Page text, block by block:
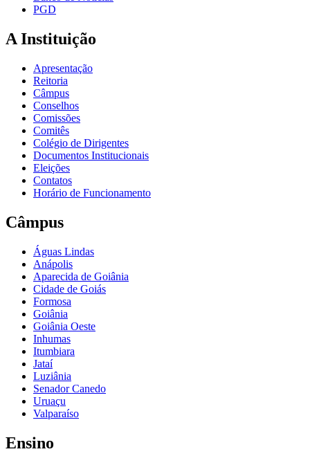
PGD
A Instituição
Apresentação
Reitoria
Câmpus
Conselhos
Comissões
Comitês
Colégio de Dirigentes
Documentos Institucionais
Eleições
Contatos
Horário de Funcionamento
Câmpus
Águas Lindas
Anápolis
Aparecida de Goiânia
Cidade de Goiás
Formosa
Goiânia
Goiânia Oeste
Inhumas
Itumbiara
Jataí
Luziânia
Senador Canedo
Uruaçu
Valparaíso
Ensino